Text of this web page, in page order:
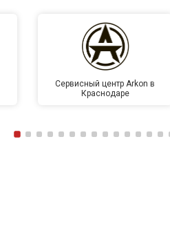
Сервисный центр Arkon в
Краснодаре